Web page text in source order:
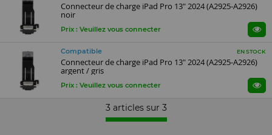
Connecteur de charge iPad Pro 13" 2024 (A2925-A2926)
noir
Prix : Veuillez vous connecter
Compatible EN STOCK
Connecteur de charge iPad Pro 13" 2024 (A2925-A2926)
argent / gris
Prix : Veuillez vous connecter
3 articles sur 3